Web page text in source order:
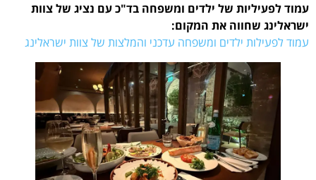
עמוד לפעיליות של ילדים ומשפחה בד"כ עם נציג של צוות
ישראלינג שחווה את המקום:
עמוד לפעילות ילדים ומשפחה עדכני והמלצות של צוות ישראלינג